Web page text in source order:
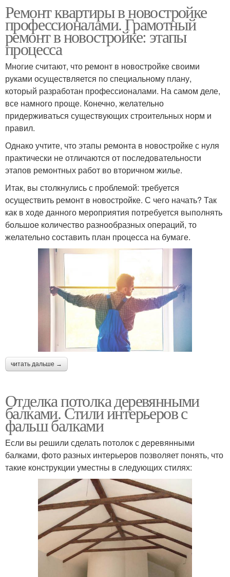
Ремонт квартиры в новостройке
профессионалами. Грамотный
ремонт в новостройке: этапы
процесса
Многие считают, что ремонт в новостройке своими
руками осуществляется по специальному плану,
который разработан профессионалами. На самом деле,
все намного проще. Конечно, желательно
придерживаться существующих строительных норм и
правил.
Однако учтите, что этапы ремонта в новостройке с нуля
практически не отличаются от последовательности
этапов ремонтных работ во вторичном жилье.
Итак, вы столкнулись с проблемой: требуется
осуществить ремонт в новостройке. С чего начать? Так
как в ходе данного мероприятия потребуется выполнять
большое количество разнообразных операций, то
желательно составить план процесса на бумаге.
читать дальше →
Отделка потолка деревянными
балками. Стили интерьеров с
фальш балками
Если вы решили сделать потолок с деревянными
балками, фото разных интерьеров позволяет понять, что
такие конструкции уместны в следующих стилях: